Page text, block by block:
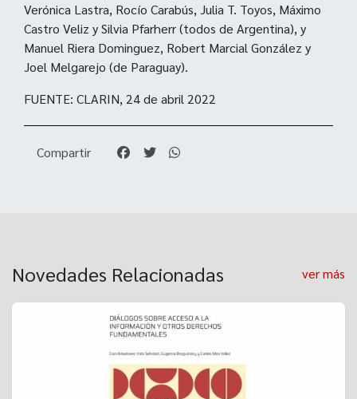
Verónica Lastra, Rocío Carabús, Julia T. Toyos, Máximo
Castro Veliz y Silvia Pfarherr (todos de Argentina), y
Manuel Riera Dominguez, Robert Marcial González y
Joel Melgarejo (de Paraguay).
FUENTE: CLARIN, 24 de abril 2022
Compartir
Novedades Relacionadas ver más